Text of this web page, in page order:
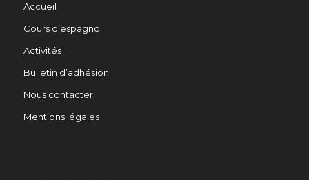
Accueil
Cours d’espagnol
Activités
Bulletin d’adhésion
Nous contacter
Mentions légales